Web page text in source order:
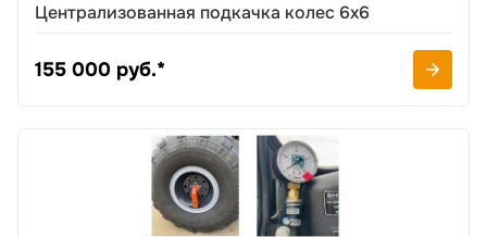
Централизованная подкачка колес 6х6
155 000 руб.*